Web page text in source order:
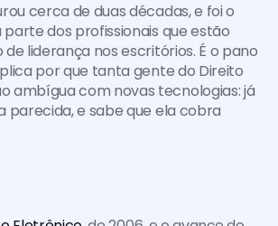
cerca de duas décadas, e foi o
dos profissionais que estão
liderança nos escritórios. É o pano
por que tanta gente do Direito
ambígua com novas tecnologias: já
parecida, e sabe que ela cobra